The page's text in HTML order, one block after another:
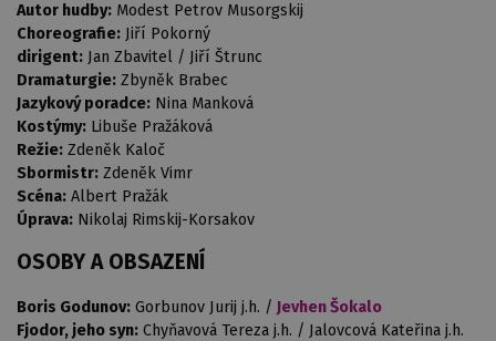
Autor hudby: Modest Petrov Musorgskij
Choreografie: Jiří Pokorný
dirigent: Jan Zbavitel / Jiří Štrunc
Dramaturgie: Zbyněk Brabec
Jazykový poradce: Nina Manková
Kostýmy: Libuše Pražáková
Režie: Zdeněk Kaloč
Sbormistr: Zdeněk Vimr
Scéna: Albert Pražák
Úprava: Nikolaj Rimskij-Korsakov
OSOBY A OBSAZENÍ
Boris Godunov: Gorbunov Jurij j.h. / Jevhen Šokalo
Fjodor, jeho syn: Chyňavová Tereza j.h. / Jalovcová Kateřina j.h.